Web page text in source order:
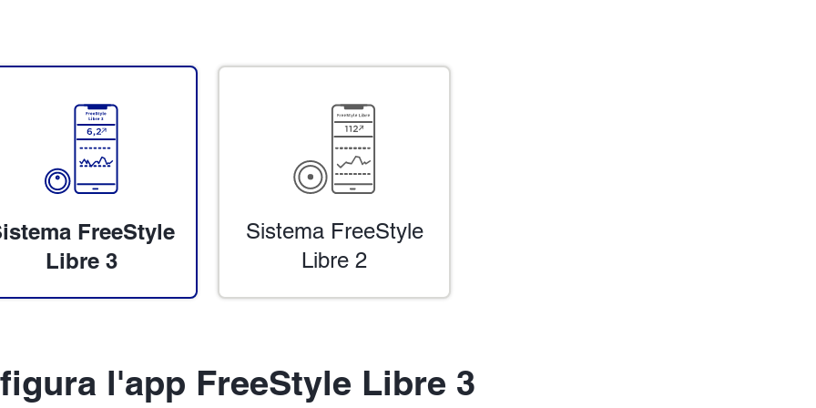
FreeStyle
Libre 3
Sistema FreeStyle
Libre 2
l'app FreeStyle Libre 3